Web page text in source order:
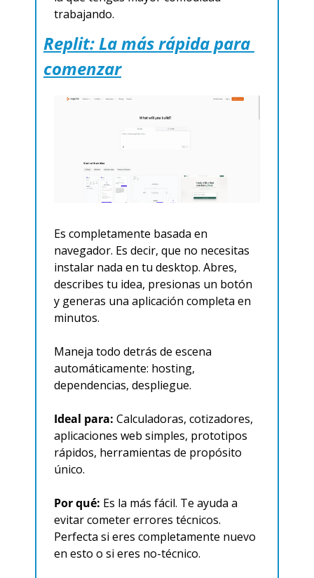
trabajando.
Replit: La más rápida para
comenzar
Es completamente basada en
navegador. Es decir, que no necesitas
instalar nada en tu desktop. Abres,
describes tu idea, presionas un botón
y generas una aplicación completa en
minutos.
Maneja todo detrás de escena
automáticamente: hosting,
dependencias, despliegue.
Ideal para: Calculadoras, cotizadores,
aplicaciones web simples, prototipos
rápidos, herramientas de propósito
único.
Por qué: Es la más fácil. Te ayuda a
evitar cometer errores técnicos.
Perfecta si eres completamente nuevo
en esto o si eres no-técnico.